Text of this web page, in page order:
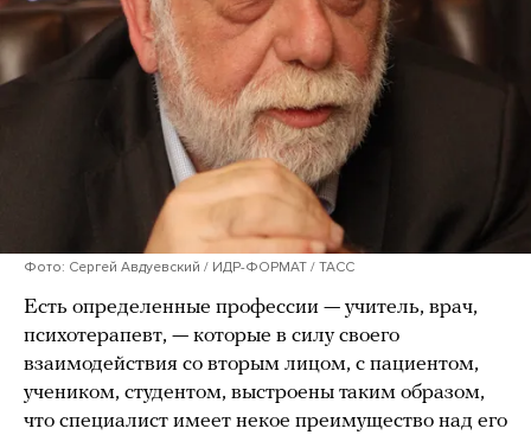
Фото: Сергей Авдуевский / ИДР-ФОРМАТ / ТАСС
Есть определенные профессии — учитель, врач,
психотерапевт, — которые в силу своего
взаимодействия со вторым лицом, с пациентом,
учеником, студентом, выстроены таким образом,
что специалист имеет некое преимущество над его